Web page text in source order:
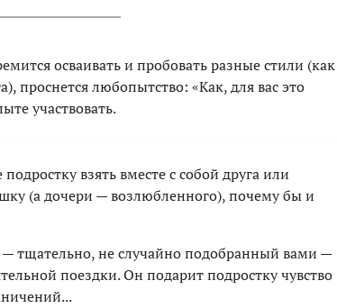
осваивать и пробовать разные стили (как
проснется любопытство: «Как, для вас это
участвовать.
взять вместе с собой друга или
(а дочери — возлюбленного), почему бы и
тщательно, не случайно подобранный вами —
поездки. Он подарит подростку чувство